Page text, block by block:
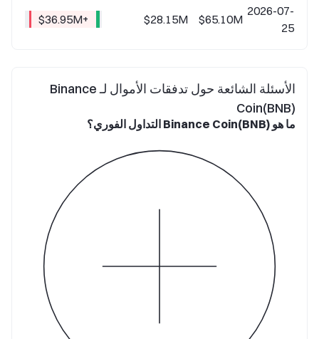
2026-07-
25
$65.10M
$28.15M
+$36.95M
الأسئلة الشائعة حول تدفقات الأموال لـ Binance
Coin(BNB)
ما هو Binance Coin(BNB) التداول الفوري؟